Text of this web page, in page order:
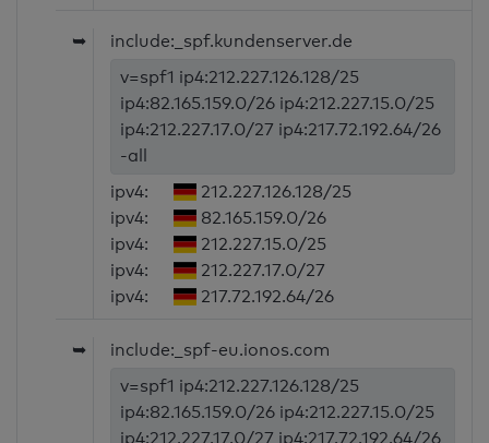
➥
include:_spf.kundenserver.de
v=spf1 ip4:212.227.126.128/25
ip4:82.165.159.0/26 ip4:212.227.15.0/25
ip4:212.227.17.0/27 ip4:217.72.192.64/26
-all
ipv4:
212.227.126.128/25
ipv4:
82.165.159.0/26
ipv4:
212.227.15.0/25
ipv4:
212.227.17.0/27
ipv4:
217.72.192.64/26
➥
include:_spf-eu.ionos.com
v=spf1 ip4:212.227.126.128/25
ip4:82.165.159.0/26 ip4:212.227.15.0/25
ip4:212.227.17.0/27 ip4:217.72.192.64/26